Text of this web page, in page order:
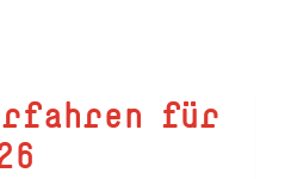
für